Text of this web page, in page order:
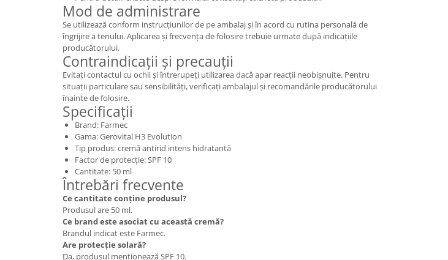
Mod de administrare
Se utilizează conform instrucțiunilor de pe ambalaj și în acord cu rutina personală de
îngrijire a tenului. Aplicarea și frecvența de folosire trebuie urmate după indicațiile
producătorului.
Contraindicații și precauții
Evitați contactul cu ochii și întrerupeți utilizarea dacă apar reacții neobișnuite. Pentru
situații particulare sau sensibilități, verificați ambalajul și recomandările producătorului
înainte de folosire.
Specificații
Brand: Farmec
Gama: Gerovital H3 Evolution
Tip produs: cremă antirid intens hidratantă
Factor de protecție: SPF 10
Cantitate: 50 ml
Întrebări frecvente
Ce cantitate conține produsul?
Produsul are 50 ml.
Ce brand este asociat cu această cremă?
Brandul indicat este Farmec.
Are protecție solară?
Da, produsul menționează SPF 10.